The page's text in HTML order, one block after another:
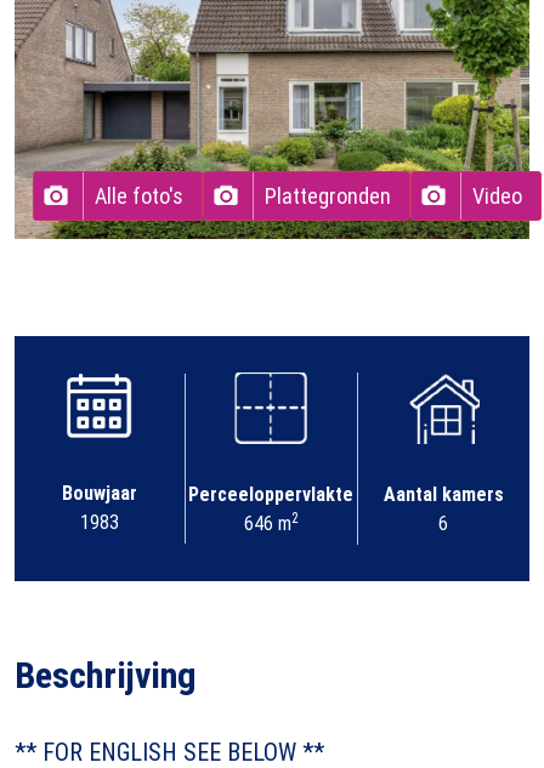
Alle foto's Plattegronden Video
Bouwjaar
1983
Perceeloppervlakte
646 m2
Aantal kamers
6
Beschrijving
** FOR ENGLISH SEE BELOW **